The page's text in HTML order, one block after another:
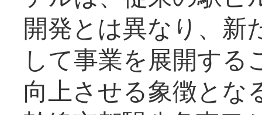
開発とは異なり、新
して事業を展開する
向上させる象徴とな